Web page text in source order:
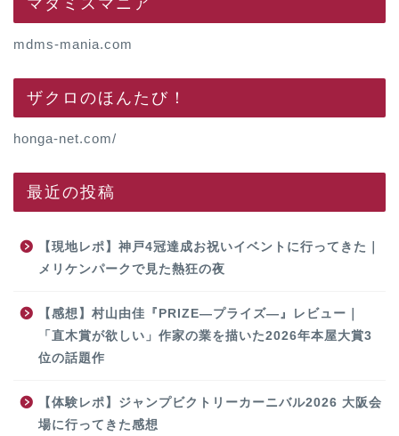
mdms-mania.com
ザクロのほんたび！
honga-net.com/
最近の投稿
【現地レポ】神戸4冠達成お祝いイベントに行ってきた｜
メリケンパークで見た熱狂の夜
【感想】村山由佳『PRIZE―プライズ―』レビュー｜
「直木賞が欲しい」作家の業を描いた2026年本屋大賞3
位の話題作
【体験レポ】ジャンプビクトリーカーニバル2026 大阪会
場に行ってきた感想